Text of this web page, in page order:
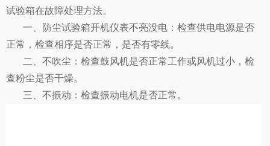
试验箱在故障处理方法。
一、防尘试验箱开机仪表不亮没电：检查供电电源是否
正常，检查相序是否正常，是否有零线。
二、不吹尘：检查鼓风机是否正常工作或风机过小，检
查粉尘是否干燥。
三、不振动：检查振动电机是否正常。